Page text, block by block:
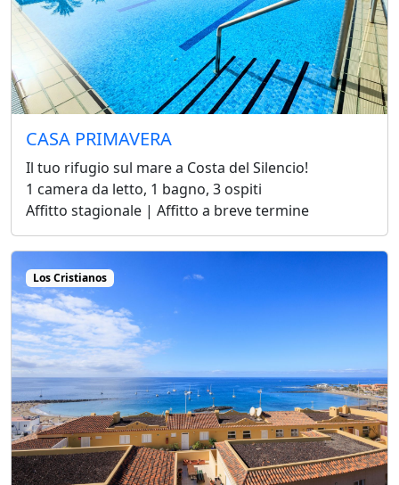
CASA PRIMAVERA
Il tuo rifugio sul mare a Costa del Silencio!
1 camera da letto, 1 bagno, 3 ospiti
Affitto stagionale | Affitto a breve termine
Los Cristianos